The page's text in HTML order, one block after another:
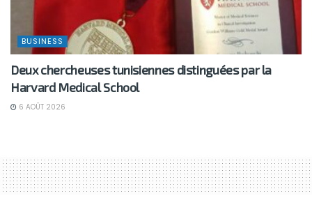
BUSINESS
Deux chercheuses tunisiennes distinguées par la
Harvard Medical School
6 AOÛT 2026